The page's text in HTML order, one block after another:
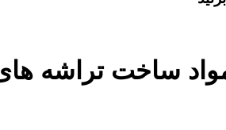
ساخت تراشه